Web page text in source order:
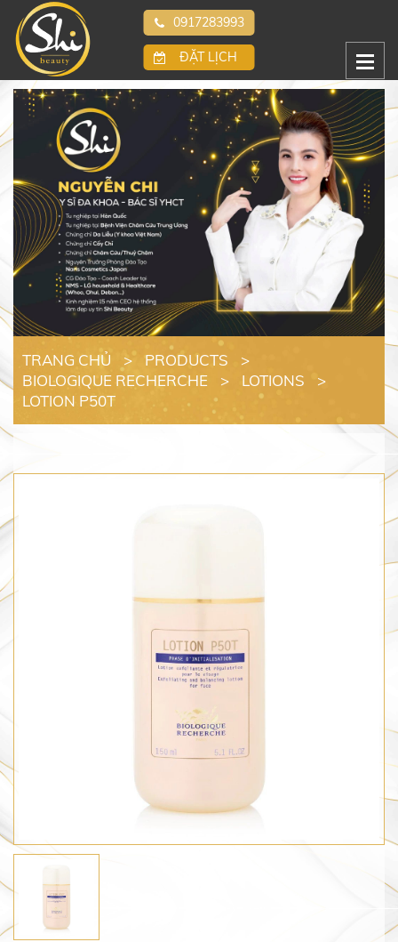
0917283993
ĐẶT LỊCH
TRANG CHỦ > PRODUCTS
>
BIOLOGIQUE RECHERCHE
> LOTIONS
>
LOTION P50T